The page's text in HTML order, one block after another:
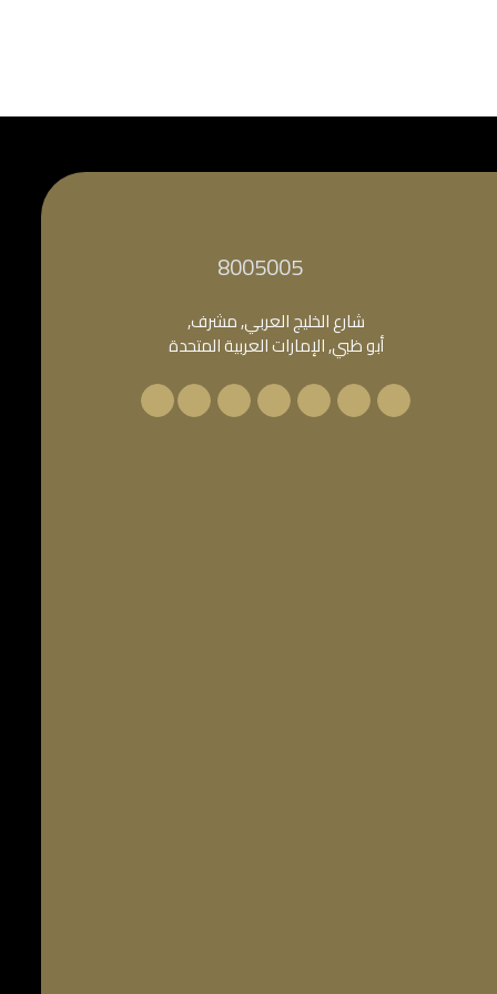
‎8005005‎
شارع الخليج العربي, مشرف,
أبو ظبي, الإمارات العربية المتحدة